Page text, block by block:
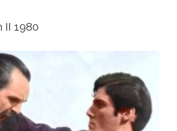
II 1980